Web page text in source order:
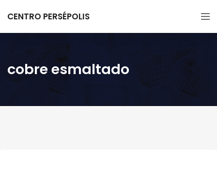
CENTRO PERSÉPOLIS
cobre esmaltado